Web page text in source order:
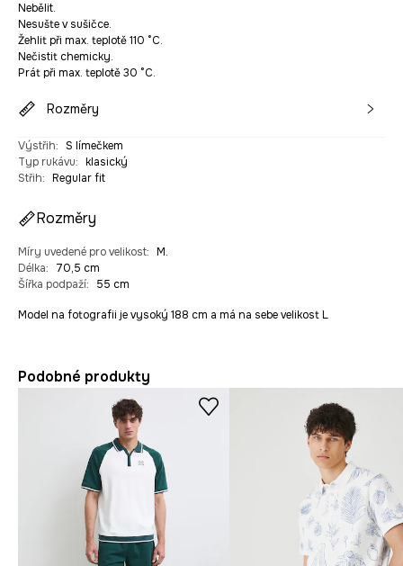
Nebělit.
Nesušte v sušičce.
Žehlit při max. teplotě 110 °C.
Nečistit chemicky.
Prát při max. teplotě 30 °C.
Rozměry
Výstřih: S límečkem
Typ rukávu: klasický
Střih: Regular fit
Rozměry
Míry uvedené pro velikost: M.
Délka:
70,5 cm
Šířka podpaží: 55 cm
Model na fotografii je vysoký 188 cm a má na sebe velikost L
Podobné produkty